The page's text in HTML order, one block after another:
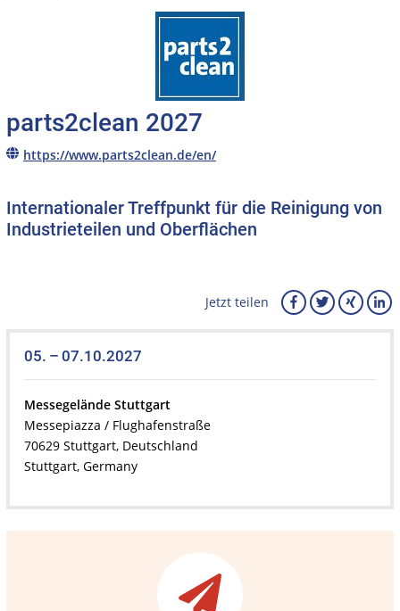
parts2clean 2027
https://www.parts2clean.de/en/
Internationaler Treffpunkt für die Reinigung von
Industrieteilen und Oberflächen
Jetzt teilen
05. – 07.10.2027
Messegelände Stuttgart
Messepiazza / Flughafenstraße
70629 Stuttgart, Deutschland
Stuttgart, Germany